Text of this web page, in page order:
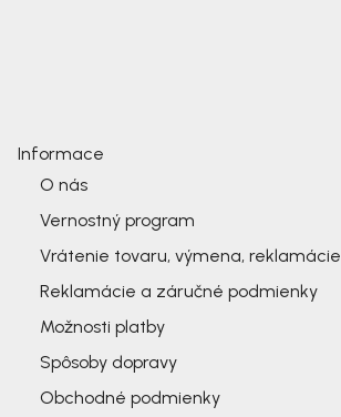
Informace
O nás
Vernostný program
Vrátenie tovaru, výmena, reklamácie
Reklamácie a záručné podmienky
Možnosti platby
Spôsoby dopravy
Obchodné podmienky